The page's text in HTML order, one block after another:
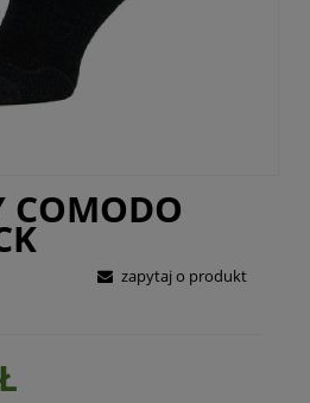
COMODO
zapytaj o produkt